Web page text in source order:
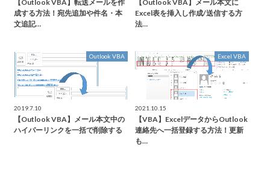
【Outlook VBA】転送メールを作
成する方法！宛先追加や件名・本
文追記…
【Outlook VBA】メール本文に
Excel表を挿入し作成/送信する方
法…
Outlook VBA
2019.7.10
【Outlook VBA】メール本文中の
ハイパーリンクを一括で削除する
Excel VBA
2021.10.15
【VBA】ExcelデータからOutlook
連絡先へ一括登録する方法！更新
も…